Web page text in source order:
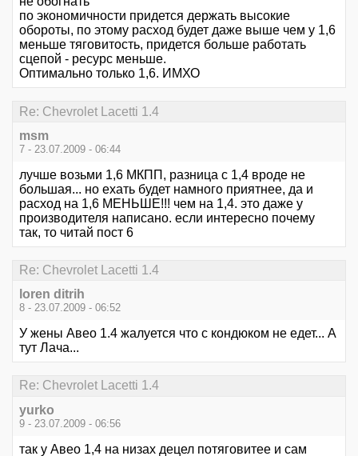
по экономичности придется держать высокие
обороты, по этому расход будет даже выше чем у 1,6
меньше тяговитость, придется больше работать
сцепой - ресурс меньше.
Оптимально только 1,6. ИМХО
Re: Chevrolet Lacetti 1.4
msm
7 - 23.07.2009 - 06:44
лучше возьми 1,6 МКПП, разница с 1,4 вроде не
большая... но ехать будет намного приятнее, да и
расход на 1,6 МЕНЬШЕ!!! чем на 1,4. это даже у
производителя написано. если интересно почему
так, то читай пост 6
Re: Chevrolet Lacetti 1.4
loren ditrih
8 - 23.07.2009 - 06:52
У жены Авео 1.4 жалуется что с кондюком не едет... А
тут Лача...
Re: Chevrolet Lacetti 1.4
yurko
9 - 23.07.2009 - 06:56
так у Авео 1,4 на низах децел потяговитее и сам